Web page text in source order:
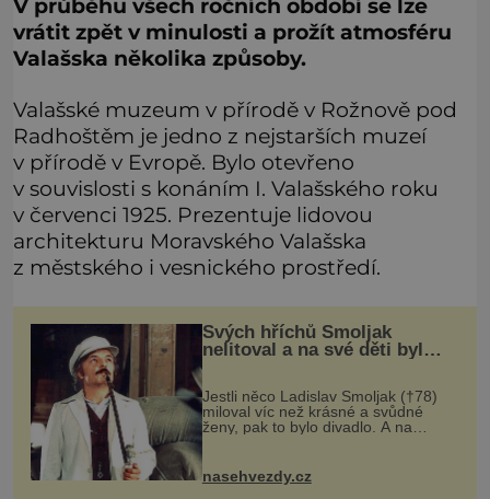
V průběhu všech ročních období se lze
vrátit zpět v minulosti a prožít atmosféru
Valašska několika způsoby.
Valašské muzeum v přírodě v Rožnově pod
Radhoštěm je jedno z nejstarších muzeí
v přírodě v Evropě. Bylo otevřeno
v souvislosti s konáním I. Valašského roku
v červenci 1925. Prezentuje lidovou
architekturu Moravského Valašska
z městského i vesnického prostředí.
Svých hříchů Smoljak
nelitoval a na své děti byl
velmi pyšný
Jestli něco Ladislav Smoljak (†78)
miloval víc než krásné a svůdné
ženy, pak to bylo divadlo. A na
dní před tím, než odešel do
uměleckého nebe. Kdysi někdo z
přátel
nasehvezdy.cz